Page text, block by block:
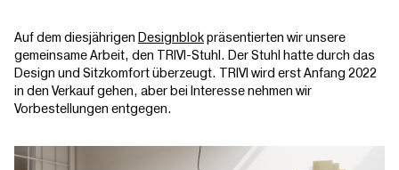
Auf dem diesjährigen Designblokpräsentierten wir unsere
gemeinsame Arbeit, den TRIVI-Stuhl. Der Stuhl hatte durch das
Design und Sitzkomfort überzeugt. TRIVI wird erst Anfang 2022
in den Verkauf gehen, aber bei Interesse nehmen wir
Vorbestellungen entgegen.